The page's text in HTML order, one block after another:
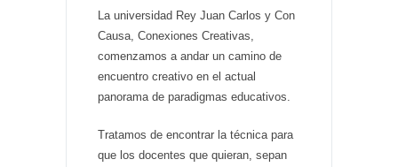
La universidad Rey Juan Carlos y Con
Causa, Conexiones Creativas,
comenzamos a andar un camino de
encuentro creativo en el actual
panorama de paradigmas educativos.
Tratamos de encontrar la técnica para
que los docentes que quieran, sepan